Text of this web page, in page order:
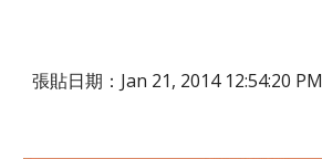
張貼日期：Jan 21, 2014 12:54:20 PM